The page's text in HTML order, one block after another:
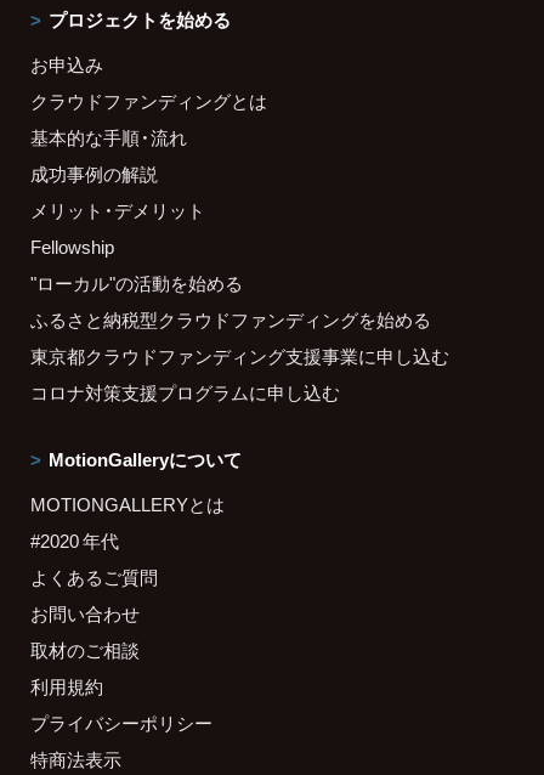
プロジェクトを始める
お申込み
クラウドファンディングとは
基本的な手順・流れ
成功事例の解説
メリット・デメリット
Fellowship
"ローカル"の活動を始める
ふるさと納税型クラウドファンディングを始める
東京都クラウドファンディング支援事業に申し込む
コロナ対策支援プログラムに申し込む
MotionGalleryについて
MOTIONGALLERYとは
#2020 年代
よくあるご質問
お問い合わせ
取材のご相談
利用規約
プライバシーポリシー
特商法表示